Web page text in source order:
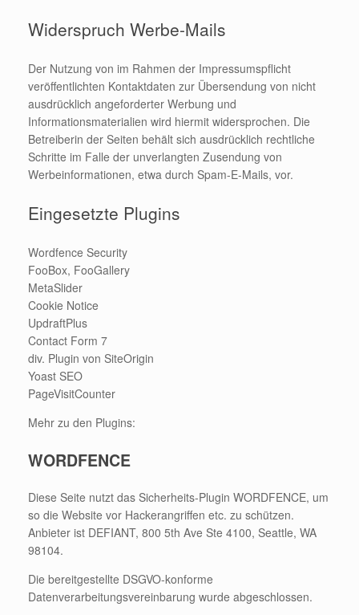
Widerspruch Werbe-Mails
Der Nutzung von im Rahmen der Impressumspflicht
veröffentlichten Kontaktdaten zur Übersendung von nicht
ausdrücklich angeforderter Werbung und
Informationsmaterialien wird hiermit widersprochen. Die
Betreiberin der Seiten behält sich ausdrücklich rechtliche
Schritte im Falle der unverlangten Zusendung von
Werbeinformationen, etwa durch Spam-E-Mails, vor.
Eingesetzte Plugins
Wordfence Security
FooBox, FooGallery
MetaSlider
Cookie Notice
UpdraftPlus
Contact Form 7
div. Plugin von SiteOrigin
Yoast SEO
PageVisitCounter
Mehr zu den Plugins:
WORDFENCE
Diese Seite nutzt das Sicherheits-Plugin WORDFENCE, um
so die Website vor Hackerangriffen etc. zu schützen.
Anbieter ist DEFIANT, 800 5th Ave Ste 4100, Seattle, WA
98104.
Die bereitgestellte DSGVO-konforme
Datenverarbeitungsvereinbarung wurde abgeschlossen.